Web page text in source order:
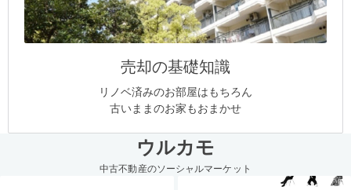
売却の基礎知識
リノベ済みのお部屋はもちろん
古いままのお家もおまかせ
ウルカモ
中古不動産のソーシャルマーケット